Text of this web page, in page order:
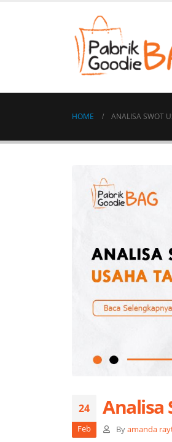
HOME ANALISA SWOT
24
Feb
Analisa
By amanda